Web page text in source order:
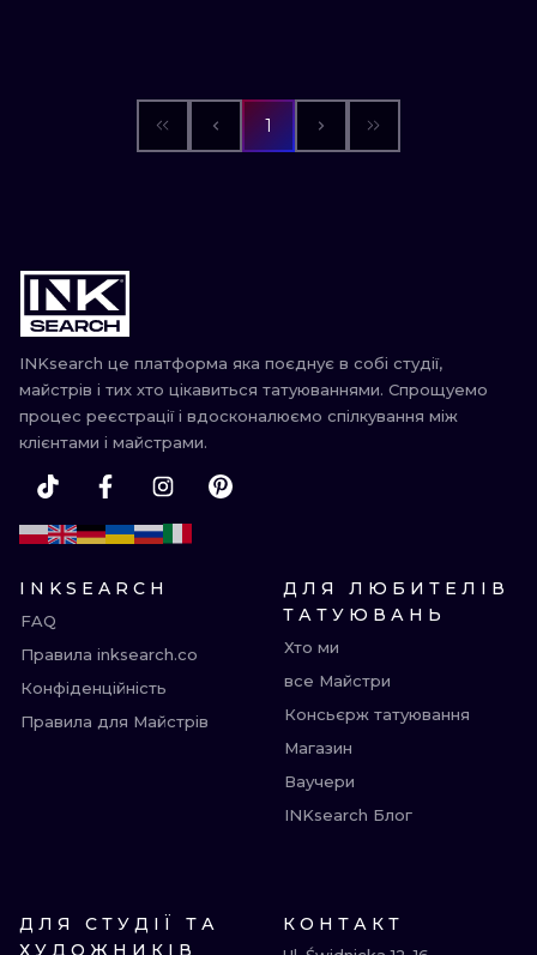
1
INKsearch це платформа яка поєднує в собі студії,
майстрів і тих хто цікавиться татуюваннями. Спрощуемо
процес реєстрації і вдосконалюємо спілкування між
клієнтами і майстрами.
INKSEARCH
FAQ
Правила inksearch.co
Конфіденційність
Правила для Майстрів
ДЛЯ ЛЮБИТЕЛІВ
ТАТУЮВАНЬ
Хто ми
все Майстри
Консьєрж татуювання
Магазин
Ваучери
INKsearch Блог
ДЛЯ СТУДІЇ ТА
ХУДОЖНИКІВ
КОНТАКТ